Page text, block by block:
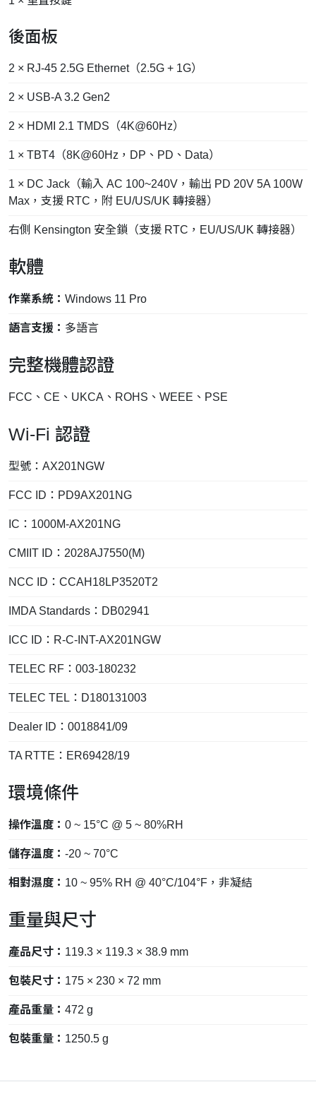
後面板
2 × RJ-45 2.5G Ethernet（2.5G + 1G）
2 × USB-A 3.2 Gen2
2 × HDMI 2.1 TMDS（4K@60Hz）
1 × TBT4（8K@60Hz，DP、PD、Data）
1 × DC Jack（輸入 AC 100~240V，輸出 PD 20V 5A 100W
Max，支援 RTC，附 EU/US/UK 轉接器）
右側 Kensington 安全鎖（支援 RTC，EU/US/UK 轉接器）
軟體
作業系統： Windows 11 Pro
語言支援： 多語言
完整機體認證
FCC、CE、UKCA、ROHS、WEEE、PSE
Wi-Fi 認證
型號：AX201NGW
FCC ID：PD9AX201NG
IC：1000M-AX201NG
CMIIT ID：2028AJ7550(M)
NCC ID：CCAH18LP3520T2
IMDA Standards：DB02941
ICC ID：R-C-INT-AX201NGW
TELEC RF：003-180232
TELEC TEL：D180131003
Dealer ID：0018841/09
TA RTTE：ER69428/19
環境條件
操作溫度： 0 ~ 15°C @ 5 ~ 80%RH
儲存溫度： -20 ~ 70°C
相對濕度： 10 ~ 95% RH @ 40°C/104°F，非凝結
重量與尺寸
產品尺寸： 119.3 × 119.3 × 38.9 mm
包裝尺寸： 175 × 230 × 72 mm
產品重量： 472 g
包裝重量： 1250.5 g